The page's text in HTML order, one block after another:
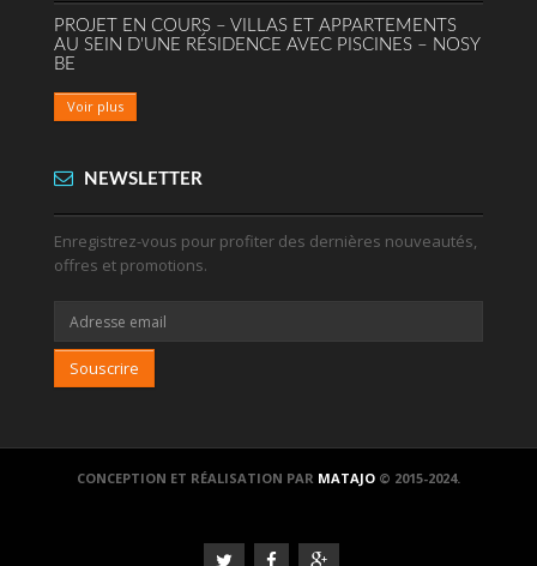
PROJET EN COURS – VILLAS ET APPARTEMENTS
AU SEIN D'UNE RÉSIDENCE AVEC PISCINES – NOSY
BE
Voir plus
NEWSLETTER
Enregistrez-vous pour profiter des dernières nouveautés,
offres et promotions.
Souscrire
CONCEPTION ET RÉALISATION PAR MATAJO © 2015-2024.